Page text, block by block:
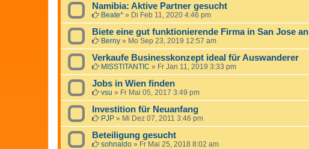
Namibia: Aktive Partner gesucht
Beate* » Di Feb 11, 2020 4:46 pm
Biete eine gut funktionierende Firma in San Jose an
Berny » Mo Sep 23, 2019 12:57 am
Verkaufe Businesskonzept ideal für Auswanderer
MISSTITANTIC » Fr Jan 11, 2019 3:33 pm
Jobs in Wien finden
vsu » Fr Mai 05, 2017 3:49 pm
Investition für Neuanfang
PJP » Mi Dez 07, 2011 3:46 pm
Beteiligung gesucht
sohnaldo » Fr Mai 25, 2018 8:02 am